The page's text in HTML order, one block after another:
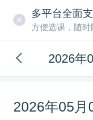
多平台全面
方便选课，随时
2026年
2026年05